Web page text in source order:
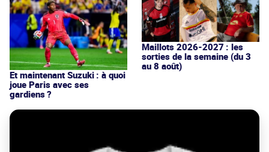
Et maintenant Suzuki : à quoi
joue Paris avec ses
gardiens ?
Maillots 2026-2027 : les
sorties de la semaine (du 3
au 8 août)